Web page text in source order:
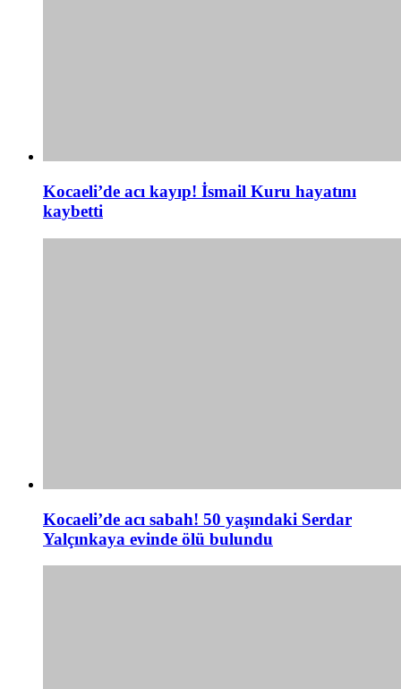
Kocaeli’de acı kayıp! İsmail Kuru hayatını
kaybetti
Kocaeli’de acı sabah! 50 yaşındaki Serdar
Yalçınkaya evinde ölü bulundu